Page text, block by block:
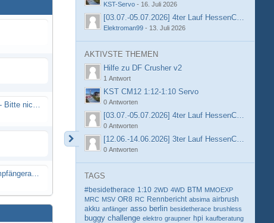
Spammail von Info@rcweb.de - Bitte nicht auf den Link klicken
X-Ray RX8 mir Motor Reso Empfängerakku
KST-Servo - 16. Juli 2026
[03.07.-05.07.2026] 4ter Lauf HessenCup OR8 /
Elektroman99 - 13. Juli 2026
AKTIVSTE THEMEN
Hilfe zu DF Crusher v2
1 Antwort
KST CM12 1:12-1:10 Servo
0 Antworten
[03.07.-05.07.2026] 4ter Lauf HessenCup OR8 /
0 Antworten
[12.06.-14.06.2026] 3ter Lauf HessenCup OR8 /
0 Antworten
TAGS
#besidetherace 1:10 2WD 4WD BTM MMOEXP
MRC MSV OR8 RC Rennbericht absima airbrush
akku anfänger asso berlin besidetherace brushless
buggy challenge elektro graupner hpi kaufberatung